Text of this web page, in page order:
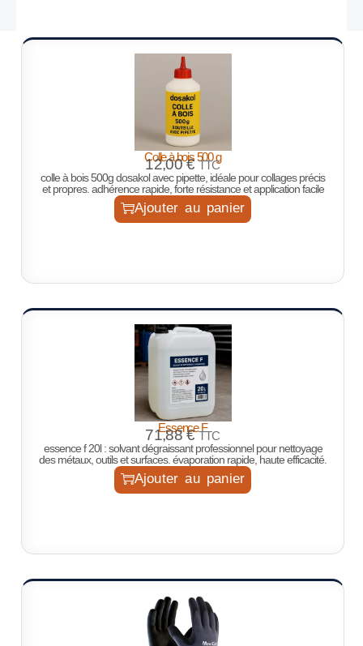
Colle à bois 500 g
12,00€ TTC
colle à bois 500g dosakol avec pipette, idéale pour collages précis
et propres. adhérence rapide, forte résistance et application facile
Ajouter au panier
Essence F
71,88€ TTC
essence f 20l : solvant dégraissant professionnel pour nettoyage
des métaux, outils et surfaces. évaporation rapide, haute efficacité.
Ajouter au panier